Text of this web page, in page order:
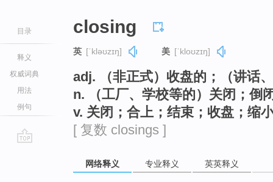
目录
释义
权威词典
用法
例句
closing
英 [ˈkləʊzɪŋ] 美 [ˈkloʊzɪŋ]
adj. （非正式）收盘的；（讲话
n. （工厂、学校等的）关闭；倒
v. 关闭；合上；结束；收盘；缩
[ 复数 closings ]
网络释义 专业释义 英英释义